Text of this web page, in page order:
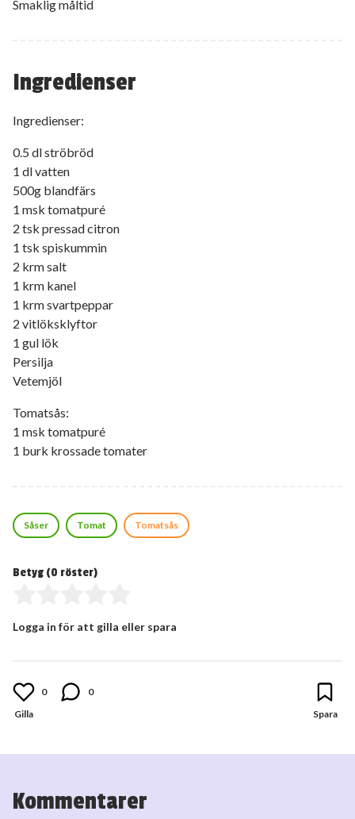
Ingredienser
Ingredienser:
0.5 dl ströbröd
1 dl vatten
500g blandfärs
1 msk tomatpuré
2 tsk pressad citron
1 tsk spiskummin
2 krm salt
1 krm kanel
1 krm svartpeppar
2 vitlöksklyftor
1 gul lök
Persilja
Vetemjöl
Tomatsås:
1 msk tomatpuré
1 burk krossade tomater
Smaklig måltid
Såser Tomat Tomatsås
Betyg (0 röster)
Logga in för att gilla eller spara
0 0
Kommentarer